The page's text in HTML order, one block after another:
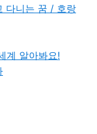
다니는 꿈 / 호랑
계 알아봐요!